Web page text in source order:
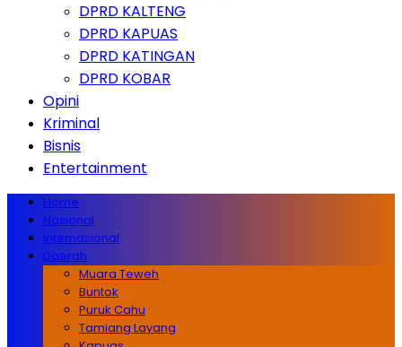
DPRD KALTENG
DPRD KAPUAS
DPRD KATINGAN
DPRD KOBAR
Opini
Kriminal
Bisnis
Entertainment
Home
Nasional
Internasional
Daerah
Muara Teweh
Buntok
Puruk Cahu
Tamiang Layang